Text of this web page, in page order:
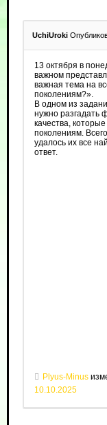
UchiUroki
13 октября в
важном
важная тема на
поколениям?».
В одном из
нужно разгадать
качества,
поколениям.
удалось их все
ответ.
Plyus-Minus
10.10.2025